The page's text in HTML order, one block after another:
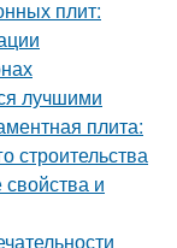
плит:
лучшими
плита:
строительства
и